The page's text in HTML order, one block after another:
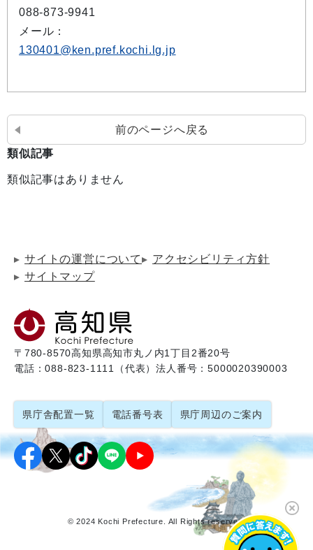
088-873-9941
メール：
130401@ken.pref.kochi.lg.jp
前のページへ戻る
類似記事
類似記事はありません
サイトの運営について
アクセシビリティ方針
サイトマップ
〒780-8570高知県高知市丸ノ内1丁目2番20号
電話：088-823-1111（代表）法人番号：5000020390003
県庁舎配置一覧 電話番号表 県庁周辺のご案内
© 2024 Kochi Prefecture. All Rights reserved.